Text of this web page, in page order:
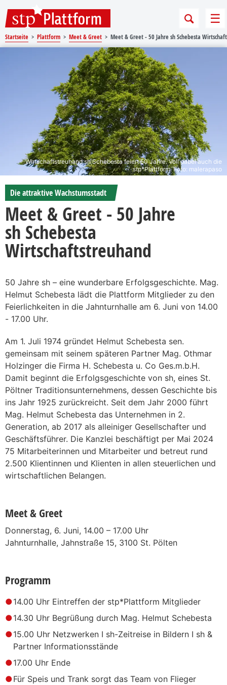
Startseite Plattform Meet & Greet Meet & Greet - 50 Jahre sh Schebesta
Wirtschaftstreuhand sh Schebesta feiert 50 Jahre. Voll dabei auch die
stp*Plattform. Foto: malerapaso
Die attraktive Wachstumsstadt
Meet & Greet - 50 Jahre
sh Schebesta
Wirtschaftstreuhand
50 Jahre sh – eine wunderbare Erfolgsgeschichte. Mag.
Helmut Schebesta lädt die Plattform Mitglieder zu den
Feierlichkeiten in die Jahnturnhalle am 6. Juni von 14.00
- 17.00 Uhr.
Am 1. Juli 1974 gründet Helmut Schebesta sen.
gemeinsam mit seinem späteren Partner Mag. Othmar
Holzinger die Firma H. Schebesta u. Co Ges.m.b.H.
Damit beginnt die Erfolgsgeschichte von sh, eines St.
Pöltner Traditionsunternehmens, dessen Geschichte bis
ins Jahr 1925 zurückreicht. Seit dem Jahr 2000 führt
Mag. Helmut Schebesta das Unternehmen in 2.
Generation, ab 2017 als alleiniger Gesellschafter und
Geschäftsführer. Die Kanzlei beschäftigt per Mai 2024
75 Mitarbeiterinnen und Mitarbeiter und betreut rund
2.500 Klientinnen und Klienten in allen steuerlichen und
wirtschaftlichen Belangen.
Meet & Greet
Donnerstag, 6. Juni, 14.00 – 17.00 Uhr
Jahnturnhalle, Jahnstraße 15, 3100 St. Pölten
Programm
14.00 Uhr Eintreffen der stp*Plattform Mitglieder
14.30 Uhr Begrüßung durch Mag. Helmut Schebesta
15.00 Uhr Netzwerken I sh-Zeitreise in Bildern I sh &
Partner Informationsstände
17.00 Uhr Ende
Für Speis und Trank sorgt das Team von Flieger